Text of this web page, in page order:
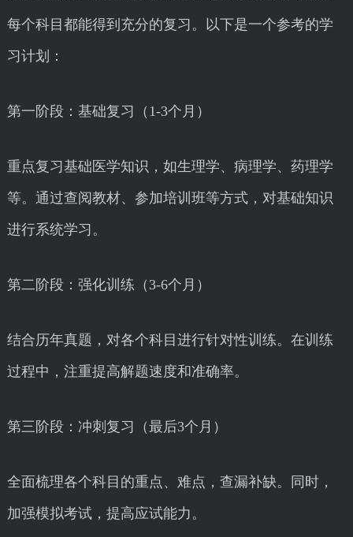
每个科目都能得到充分的复习。以下是一个参考的学
习计划：
第一阶段：基础复习（1-3个月）
重点复习基础医学知识，如生理学、病理学、药理学
等。通过查阅教材、参加培训班等方式，对基础知识
进行系统学习。
第二阶段：强化训练（3-6个月）
结合历年真题，对各个科目进行针对性训练。在训练
过程中，注重提高解题速度和准确率。
第三阶段：冲刺复习（最后3个月）
全面梳理各个科目的重点、难点，查漏补缺。同时，
加强模拟考试，提高应试能力。